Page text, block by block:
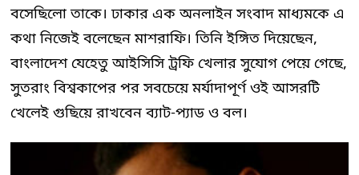
বসেছিলো তাকে। ঢাকার এক অনলাইন সংবাদ মাধ্যমকে এ
কথা নিজেই বলেছেন মাশরাফি। তিনি ইঙ্গিত দিয়েছেন,
বাংলাদেশ যেহেতু আইসিসি ট্রফি খেলার সুযোগ পেয়ে গেছে,
সুতরাং বিশ্বকাপের পর সবচেয়ে মর্যাদাপূর্ণ ওই আসরটি
খেলেই গুছিয়ে রাখবেন ব্যাট-প্যাড ও বল।